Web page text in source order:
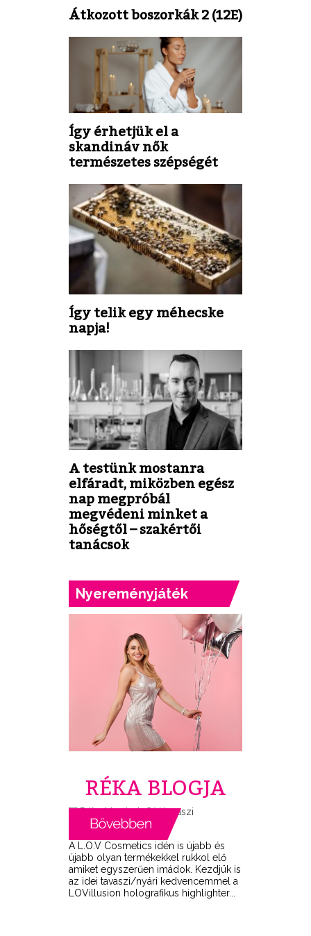
Átkozott boszorkák 2 (12E)
Így érhetjük el a
skandináv nők
természetes szépségét
Így telik egy méhecske
napja!
A testünk mostanra
elfáradt, miközben egész
nap megpróbál
megvédeni minket a
hőségtől – szakértői
tanácsok
Nyereményjáték
RÉKA BLOGJA
A L.O.V Cosmetics idén is újabb és
újabb olyan termékekkel rukkol elő
amiket egyszerűen imádok. Kezdjük is
az idei tavaszi/nyári kedvencemmel a
LOVillusion holografikus highlighter...